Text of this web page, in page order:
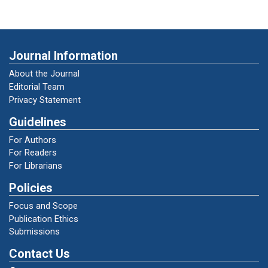
development: Theory and practice. Baltimore:
Hermanto, & Subowo. (2006). Kelembagaan
petani dan pengembangan agribisnis.
Yogyakarta: Gava Media.
Herpranoto, R., Lestari, P., & Suryanto, B.
(2024). Dampak pengembangan Gapoktan
terhadap kesejahteraan petani. Jurnal
Universitas Brawijaya.
Imam, A. (2014). Metode penelitian sosial:
Bandung: Alfabeta.
Journal Information
About the Journal
Editorial Team
Privacy Statement
Guidelines
For Authors
For Readers
For Librarians
Policies
Focus and Scope
Publication Ethics
Submissions
Contact Us